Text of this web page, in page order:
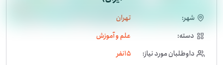
شهر:
تهران
دسته:
علم و آموزش
داوطلبان مورد نیاز:
15نفر